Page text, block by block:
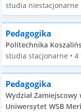
studia niestacjonarne
Pedagogika
Politechnika
studia stacjonarne • 4
Pedagogika
Wydział
Uniwersytet WSB